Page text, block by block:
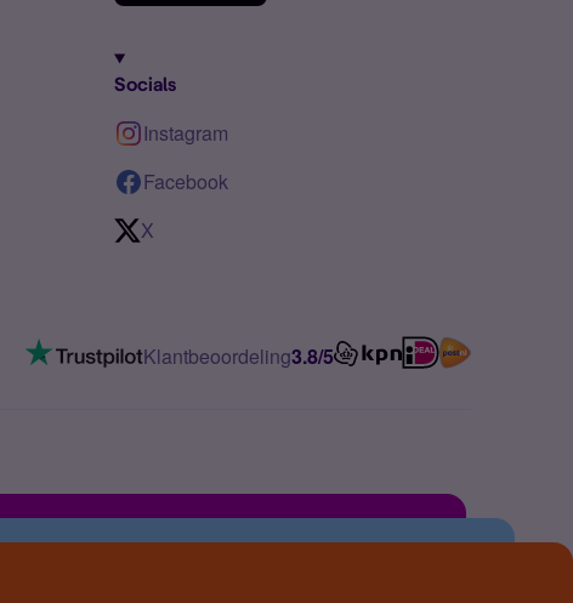
Socials
Instagram
Facebook
X
Klantbeoordeling3.8/5